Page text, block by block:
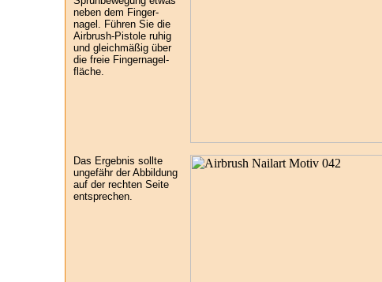
neben dem Finger-
nagel. Führen Sie die
Airbrush-Pistole ruhig
und gleichmäßig über
die freie Fingernagel-
fläche.
Das Ergebnis sollte
ungefähr der Abbildung
auf der rechten Seite
entsprechen.